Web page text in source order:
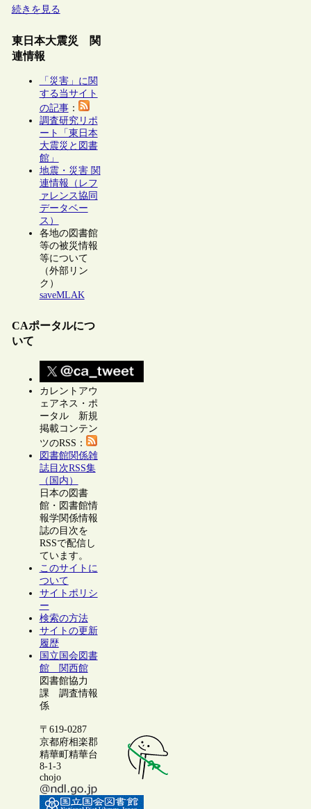
続きを見る
東日本大震災 関
連情報
「災害」に関
する当サイト
の記事：
調査研究リポ
ート「東日本
大震災と図書
館」
地震・災害 関
連情報（レフ
ァレンス協同
データベー
ス）
各地の図書館
等の被災情報
等について
（外部リン
ク）
saveMLAK
CAポータルにつ
いて
カレントアウ
ェアネス・ポ
ータル 新規
掲載コンテン
ツのRSS：
図書館関係雑
誌目次RSS集
（国内）
日本の図書
館・図書館情
報学関係情報
誌の目次を
RSSで配信し
ています。
このサイトに
ついて
サイトポリシ
ー
検索の方法
サイトの更新
履歴
国立国会図書
館 関西館
図書館協力
課 調査情報
係
〒619-0287
京都府相楽郡
精華町精華台
8-1-3
chojo